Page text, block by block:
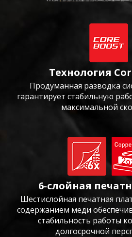
Технология
Продуманная разводка
гарантирует стабильную
максимальной
6-слойная
Шестислойная печатная
содержанием меди
стабильность работы
долгосрочной